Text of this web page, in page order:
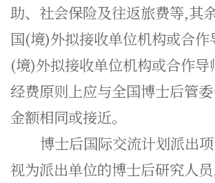
助、社会保险及往返旅费等,其
国(境)外拟接收单位机构或合作
(境)外拟接收单位机构或合作导
经费原则上应与全国博士后管
金额相同或接近。
博士后国际交流计划派出
视为派出单位的博士后研究人